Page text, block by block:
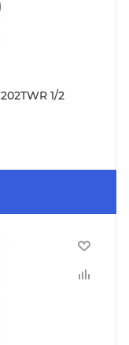
1/2